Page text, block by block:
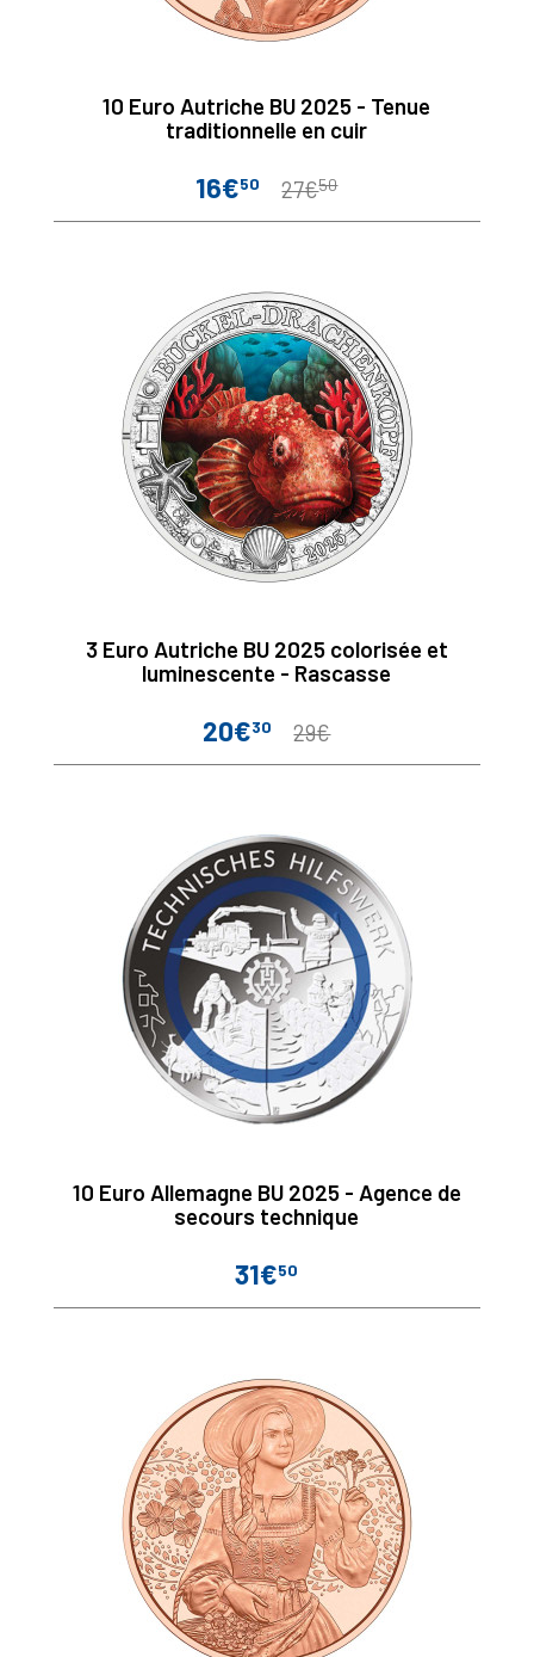
10 Euro Autriche BU 2025 - Tenue
traditionnelle en cuir
Prix
16€50
Prix
27€50
3 Euro Autriche BU 2025 colorisée et
luminescente - Rascasse
Prix
20€30
Prix
29€
10 Euro Allemagne BU 2025 - Agence de
secours technique
Prix
31€50